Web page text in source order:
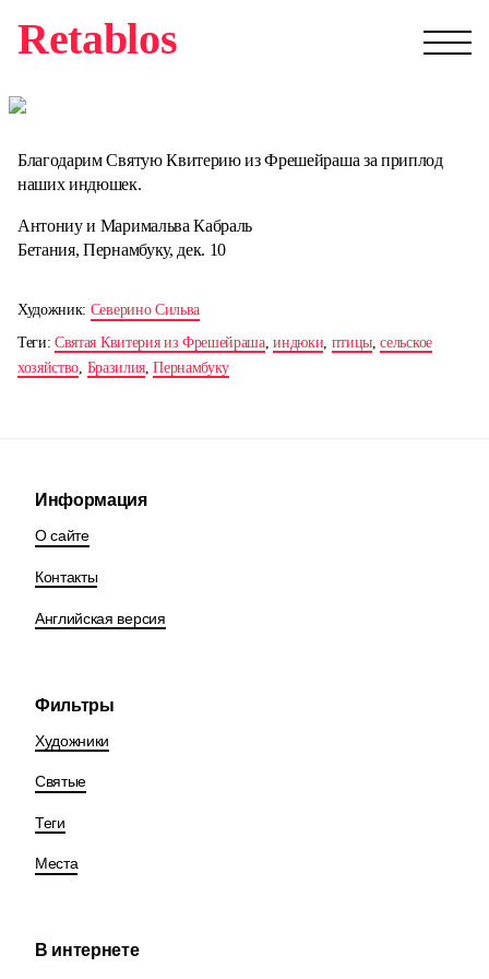
Retablos
Благодарим Святую Квитерию из Фрешейраша за приплод
наших индюшек.
Антониу и Маримальва Кабраль
Бетания, Пернамбуку, дек. 10
Художник: Северино Сильва
Теги:Святая Квитерия из Фрешейраша,индюки птицы ,сельское
хозяйство Бразилия,Пернамбуку
Информация
О сайте
Контакты
Английская версия
Фильтры
Художники
Святые
Теги
Места
В интернете